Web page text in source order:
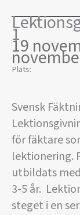
1
19
Plats:
Svensk
för fäktare
lektionering.
utbildats
3-5 år.
steget i en